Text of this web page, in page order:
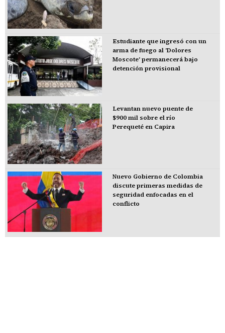
Estudiante que ingresó con un
arma de fuego al 'Dolores
Moscote' permanecerá bajo
detención provisional
Levantan nuevo puente de
$900 mil sobre el río
Perequeté en Capira
Nuevo Gobierno de Colombia
discute primeras medidas de
seguridad enfocadas en el
conflicto